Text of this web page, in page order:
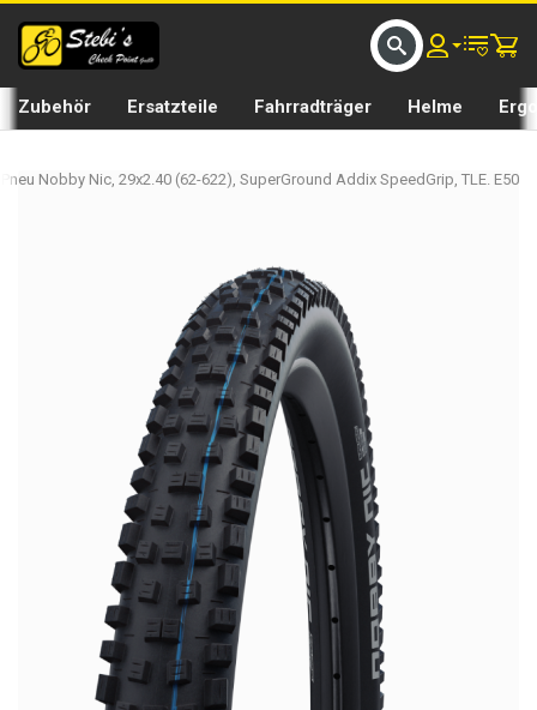
Zubehör Ersatzteile Fahrradträger Helme
Nobby Nic, 29x2.40 (62-622), SuperGround Addix SpeedGrip, TLE. E50